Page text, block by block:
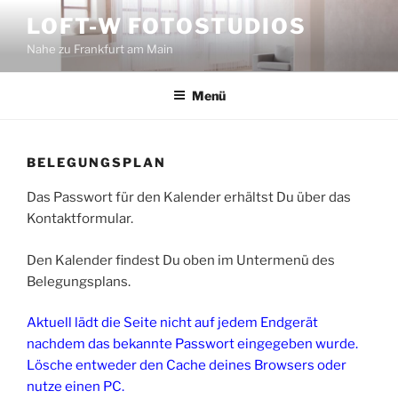
Inhalt
springen
LOFT-W FOTOSTUDIOS
Nahe zu Frankfurt am Main
Menü
BELEGUNGSPLAN
Das Passwort für den Kalender erhältst Du über das
Kontaktformular.
Den Kalender findest Du oben im Untermenü des
Belegungsplans.
Aktuell lädt die Seite nicht auf jedem Endgerät
nachdem das bekannte Passwort eingegeben wurde.
Lösche entweder den Cache deines Browsers oder
nutze einen PC.